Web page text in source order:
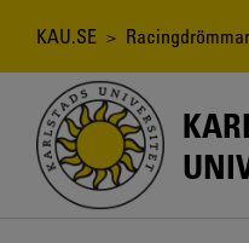
Länkstig
KAU.SE >